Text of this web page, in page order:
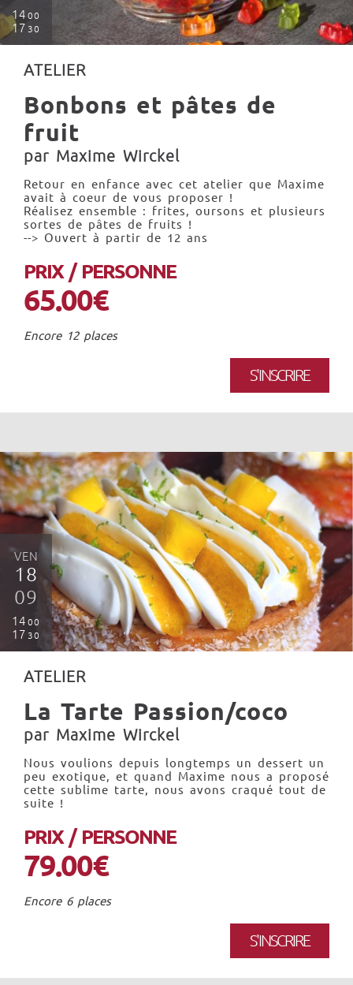
14 00
17 30
ATELIER
Bonbons et pâtes de
fruit
par Maxime Wirckel
Retour en enfance avec cet atelier que Maxime
avait à coeur de vous proposer !
Réalisez ensemble : frites, oursons et plusieurs
sortes de pâtes de fruits !
--> Ouvert à partir de 12 ans
PRIX / PERSONNE
65.00€
Encore 12 places
S'INSCRIRE
VEN
18
09
14 00
17 30
ATELIER
La Tarte Passion/coco
par Maxime Wirckel
Nous voulions depuis longtemps un dessert un
peu exotique, et quand Maxime nous a proposé
cette sublime tarte, nous avons craqué tout de
suite !
PRIX / PERSONNE
79.00€
Encore 6 places
S'INSCRIRE